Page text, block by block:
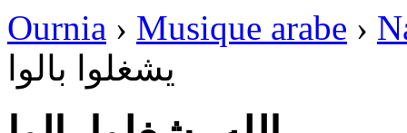
Ournia › Musique arabe ›
يشغلوا بالوا